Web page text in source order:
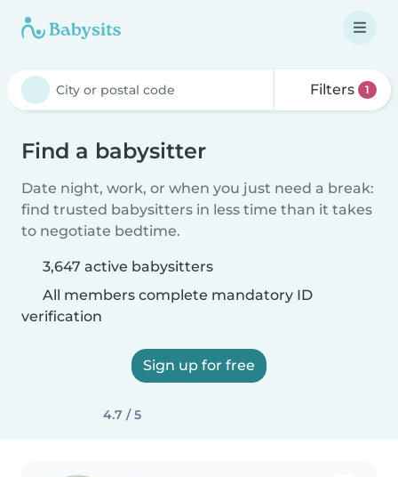
Filters 1
Find a babysitter
Date night, work, or when you just need a break:
find trusted babysitters in less time than it takes
to negotiate bedtime.
3,647 active babysitters
All members complete mandatory ID
verification
Sign up for free
4.7 / 5